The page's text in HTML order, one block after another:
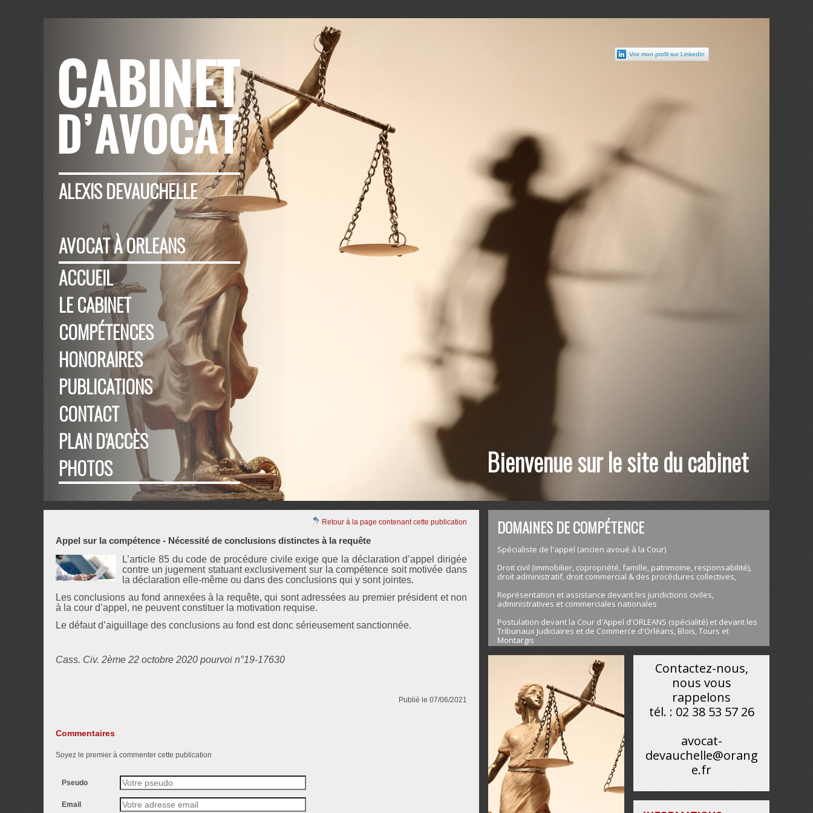
ALEXIS DEVAUCHELLE
AVOCAT À ORLEANS
Bienvenue sur le site du cabinet
Voir mon profil sur LinkedIn
ACCUEIL
LE CABINET
COMPÉTENCES
HONORAIRES
PUBLICATIONS
CONTACT
PLAN D'ACCÈS
PHOTOS
Retour à la page contenant cette publication
Appel sur la compétence - Nécessité de conclusions distinctes à la requête
L’article 85 du code de procédure civile exige que la déclaration d’appel dirigée
contre un jugement statuant exclusivement sur la compétence soit motivée dans
la déclaration elle-même ou dans des conclusions qui y sont jointes.
Les conclusions au fond annexées à la requête, qui sont adressées au premier président et non
à la cour d’appel, ne peuvent constituer la motivation requise.
Le défaut d’aiguillage des conclusions au fond est donc sérieusement sanctionnée.
Cass. Civ. 2ème 22 octobre 2020 pourvoi n°19-17630
Publié le 07/06/2021
Commentaires
Soyez le premier à commenter cette publication
Pseudo
Email
DOMAINES DE COMPÉTENCE
Spécialiste de l'appel (ancien avoué à la Cour)
Droit civil (immobilier, copropriété, famille, patrimoine, responsabilité),
droit administratif, droit commercial & des procédures collectives,
Représentation et assistance devant les juridictions civiles,
administratives et commerciales nationales
Postulation devant la Cour d'Appel d'ORLEANS (spécialité) et devant les
Tribunaux Judiciaires et de Commerce d'Orléans, Blois, Tours et
Montargis
Contactez-nous,
nous vous
rappelons
tél. : 02 38 53 57 26
avocat-
devauchelle@orang
e.fr